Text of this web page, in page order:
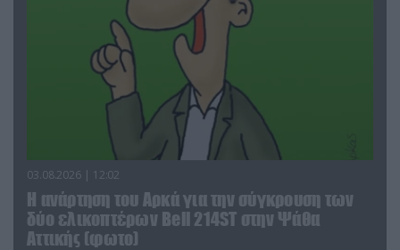
03.08.2026 | 12:02
Η ανάρτηση του Αρκά για την σύγκρουση των
δύο ελικοπτέρων Bell 214ST στην Ψάθα
Αττικής (φωτο)